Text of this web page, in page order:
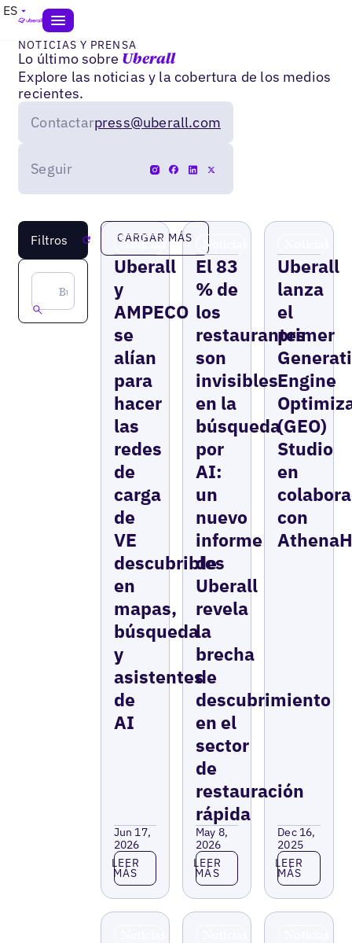
ES
NOTICIAS Y PRENSA
Lo último sobre Uberall
Explore las noticias y la cobertura de los medios
recientes.
Contactarpress@uberall.com
Seguir
Filtros ReiniciarNoticias
Uberall
y
AMPECO
se
alían
para
hacer
las
redes
de
carga
de
VE
descubribles
en
mapas,
búsqueda
y
asistentes
de
AI
Jun 17,
2026
Leer más
LEER
MÁS
Noticias
El 83
% de
los
restaurantes
son
invisibles
en la
búsqueda
por
AI:
un
nuevo
informe
de
Uberall
revela
la
brecha
de
descubrimiento
en el
sector
de
restauración
rápida
May 8,
2026
Leer más
LEER
MÁS
Uberall
lanza
el
primer
Engine
(GEO)
Studio
en
con
Dec 16,
2025
Leer más
LEER
MÁS
CARGAR MÁS